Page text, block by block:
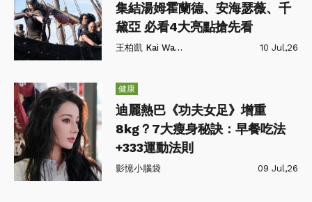
集結湯姆霍蘭德、安海瑟薇、千
黛亞 必看4大亮點搶先看
王柏凱 Kai Wang 10 Jul,26
健康
迪麗熱巴《功夫女足》增重
8kg？7大瘦身秘訣：早餐吃法
+333運動法則
影憶小腦袋 09 Jul,26